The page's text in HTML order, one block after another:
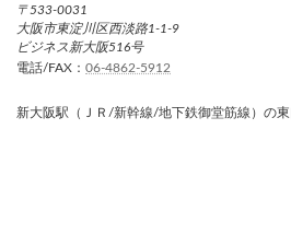
〒533-0031
大阪市東淀川区西淡路1-1-9
ビジネス新大阪516号
電話/FAX： 06-4862-5912
新大阪駅（ＪＲ/新幹線/地下鉄御堂筋線）の東